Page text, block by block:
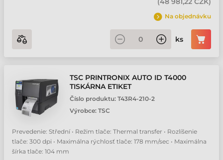
Na objednávku
ks
TSC PRINTRONIX AUTO ID T4000
TISKÁRNA ETIKET
Číslo produktu: T43R4-210-2
Výrobce: TSC
Prevedenie: Střední • Režim tlače: Thermal transfer • Rozlíšenie
tlače: 300 dpi • Maximálna rýchlosť tlače: 178 mm/sec • Maximálna
šírka tlače: 104 mm